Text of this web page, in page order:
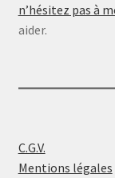
n’hésitez pas à
aider.
C.G.V.
Mentions légales